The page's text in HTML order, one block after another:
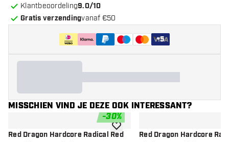
Klantbeoordeling9.0/10
Gratis verzendingvanaf €50
+5
MISSCHIEN VIND JE DEZE OOK INTERESSANT?
-30%
Red Dragon Hardcore Radical Redtoevoegen aan verlanglijst
Red Dragon Hardcore